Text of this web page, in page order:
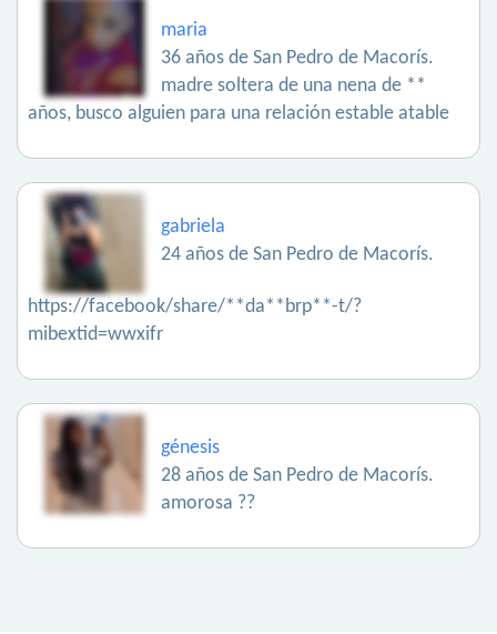
maria
36 años de San Pedro de Macorís.
madre soltera de una nena de **
años, busco alguien para una relación estable atable
gabriela
24 años de San Pedro de Macorís.
https://facebook/share/**da**brp**-t/?
mibextid=wwxifr
génesis
28 años de San Pedro de Macorís.
amorosa ??